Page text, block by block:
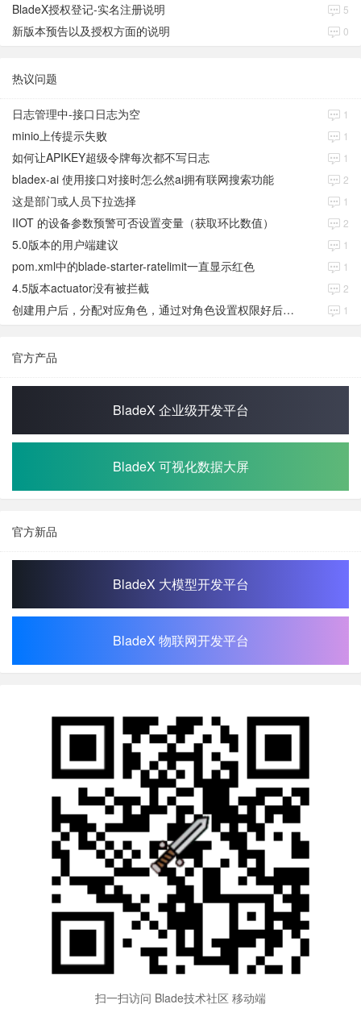
BladeX授权登记-实名注册说明 5
新版本预告以及授权方面的说明 0
热议问题
日志管理中-接口日志为空 1
minio上传提示失败 1
如何让APIKEY超级令牌每次都不写日志 1
bladex-ai 使用接口对接时怎么然ai拥有联网搜索功能 2
这是部门或人员下拉选择 1
IIOT 的设备参数预警可否设置变量（获取环比数值） 2
5.0版本的用户端建议 1
pom.xml中的blade-starter-ratelimit一直显示红色 1
4.5版本actuator没有被拦截 2
创建用户后，分配对应角色，通过对角色设置权限好后，登录当前用户后。查看不到当前已分配对应角色权限数据 1
官方产品
BladeX 企业级开发平台
BladeX 可视化数据大屏
官方新品
BladeX 大模型开发平台
BladeX 物联网开发平台
扫一扫访问 Blade技术社区 移动端